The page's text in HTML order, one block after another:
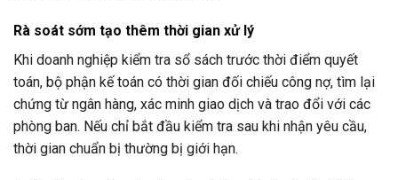
Rà soát sớm tạo thêm thời gian xử lý
Khi doanh nghiệp kiểm tra sổ sách trước thời điểm quyết
toán, bộ phận kế toán có thời gian đối chiếu công nợ, tìm lại
chứng từ ngân hàng, xác minh giao dịch và trao đổi với các
phòng ban. Nếu chỉ bắt đầu kiểm tra sau khi nhận yêu cầu,
thời gian chuẩn bị thường bị giới hạn.